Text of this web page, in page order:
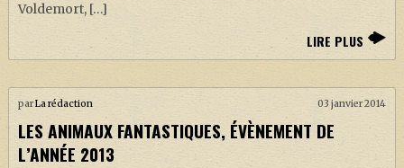
Voldemort, […]
LIRE PLUS
parLa rédaction 03 janvier 2014
LES ANIMAUX FANTASTIQUES, ÉVÈNEMENT DE
L’ANNÉE 2013